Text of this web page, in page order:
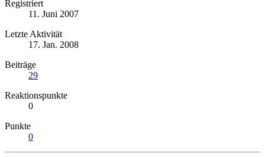
Registriert
11. Juni 2007
Letzte Aktivität
17. Jan. 2008
Beiträge
29
Reaktionspunkte
0
Punkte
0